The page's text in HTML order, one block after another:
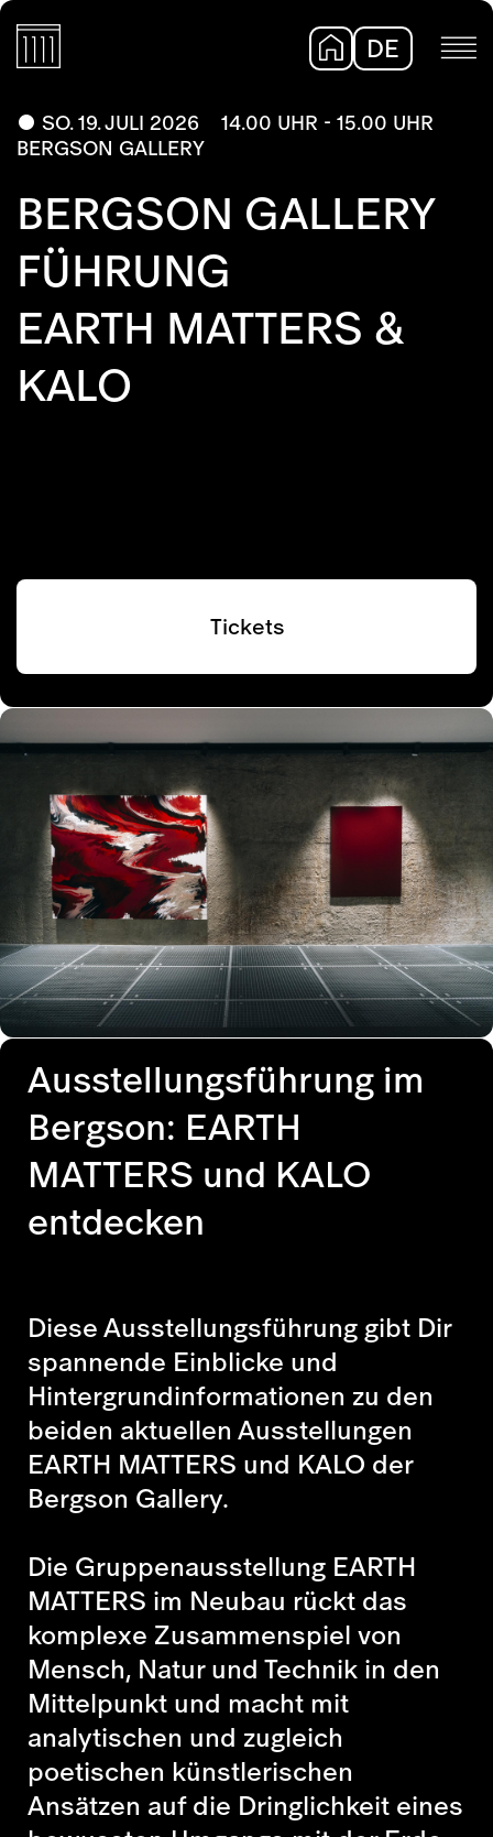
DE
SO. 19. JULI 2026
14.00 UHR - 15.00 UHR
BERGSON GALLERY
BERGSON GALLERY
FÜHRUNG
EARTH MATTERS &
KALO
Tickets
Ausstellungsführung im
Bergson: EARTH
MATTERS und KALO
entdecken
Diese Ausstellungsführung gibt Dir
spannende Einblicke und
Hintergrundinformationen zu den
beiden aktuellen Ausstellungen
EARTH MATTERS und KALO der
Bergson Gallery.
Die Gruppenausstellung EARTH
MATTERS im Neubau rückt das
komplexe Zusammenspiel von
Mensch, Natur und Technik in den
Mittelpunkt und macht mit
analytischen und zugleich
poetischen künstlerischen
Ansätzen auf die Dringlichkeit eines